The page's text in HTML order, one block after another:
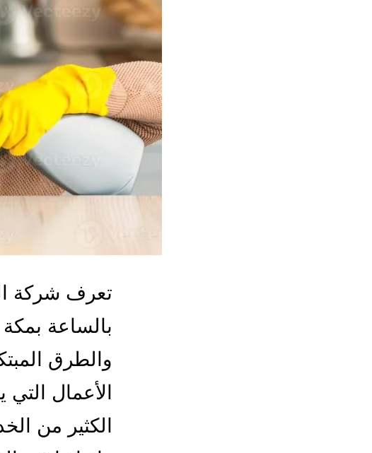
تعرف شركة
بالساعة
والطرق
الأعمال التي
الكثير من